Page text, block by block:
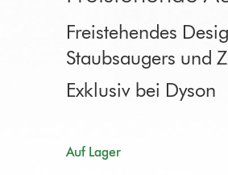
Freistehendes
Staubsaugers und
Exklusiv bei Dyson
Auf Lager